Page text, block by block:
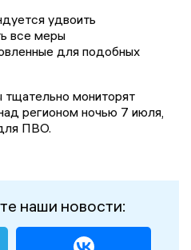
удвоить
все меры
для подобных
мониторят
регионом ночью 7 июля,
ПВО.
наши новости: